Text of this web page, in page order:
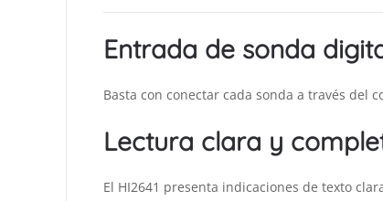
Entrada de sonda
Basta con conectar cada sonda a través del
Lectura clara y
El HI2641 presenta indicaciones de texto